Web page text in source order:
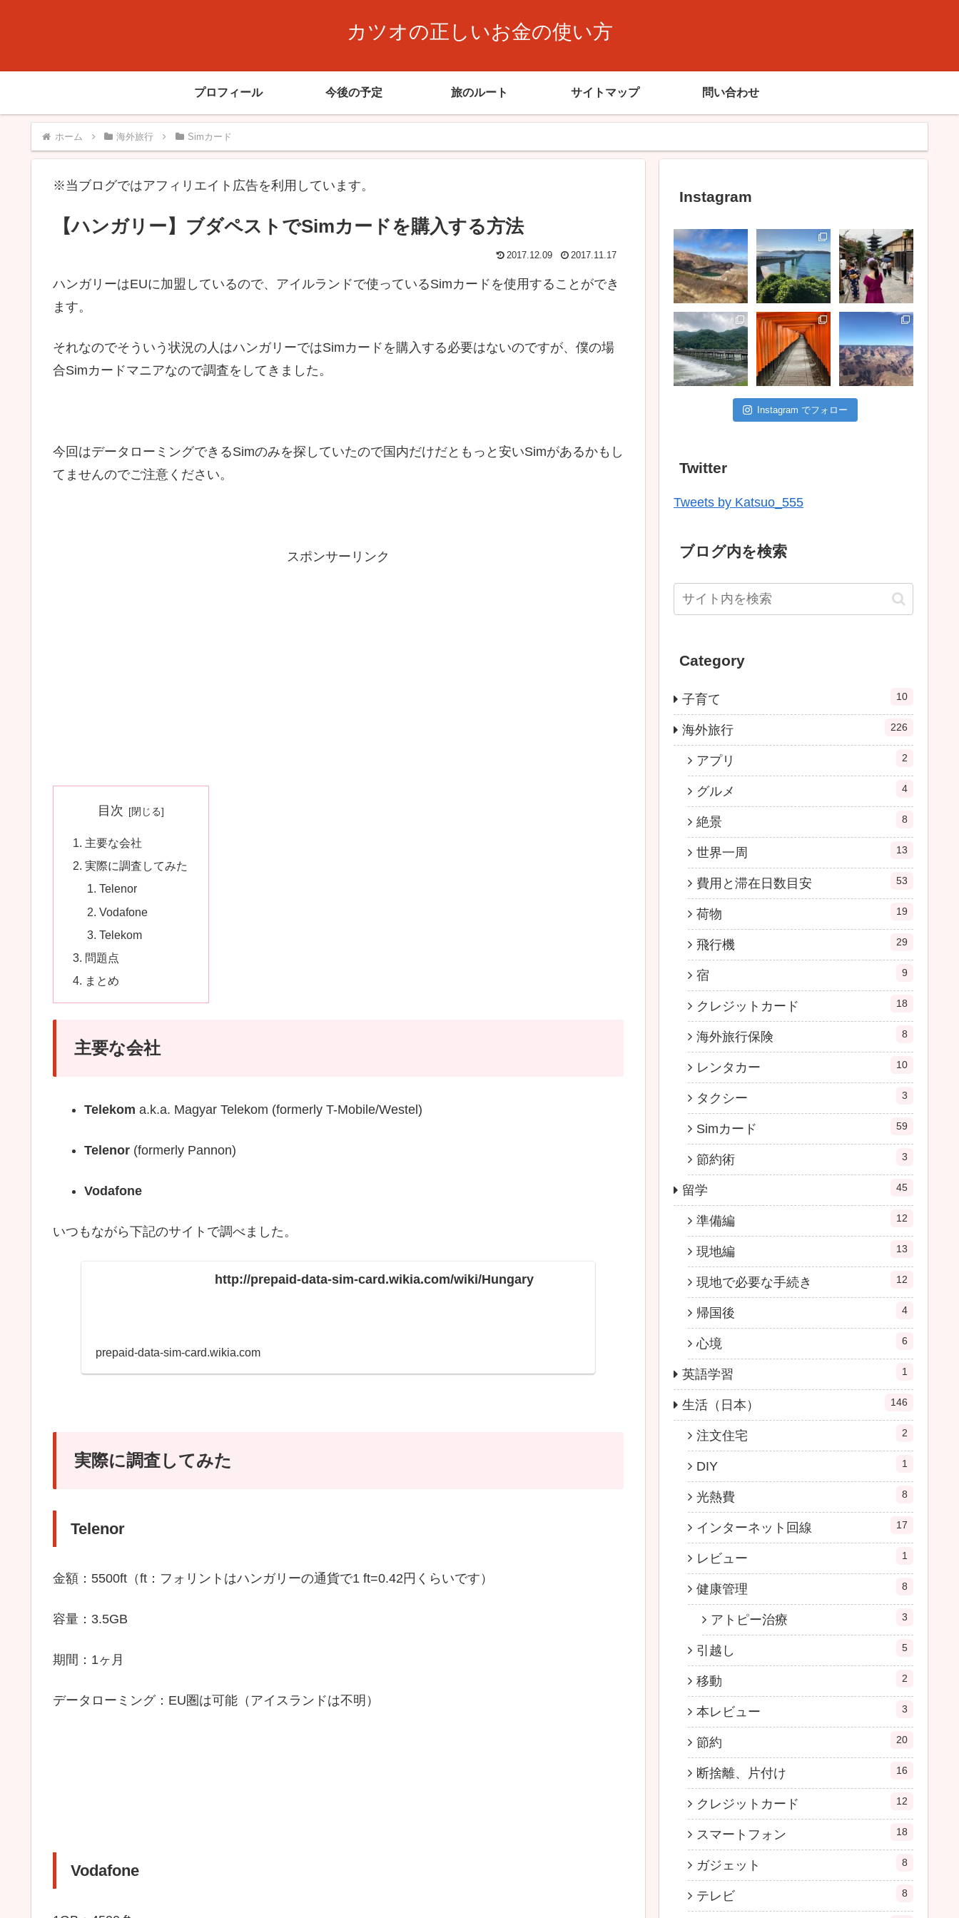
カツオの正しいお金の使い方
プロフィール 今後の予定 旅のルート サイトマップ 問い合わせ
ホーム 海外旅行 Simカード
※当ブログではアフィリエイト広告を利用しています。
【ハンガリー】ブダペストでSimカードを購入する方法
2017.12.09 2017.11.17
ハンガリーはEUに加盟しているので、アイルランドで使っているSimカードを使用することができ
ます。
それなのでそういう状況の人はハンガリーではSimカードを購入する必要はないのですが、僕の場
合Simカードマニアなので調査をしてきました。
今回はデータローミングできるSimのみを探していたので国内だけだともっと安いSimがあるかもし
てませんのでご注意ください。
スポンサーリンク
目次
主要な会社
実際に調査してみた
Telenor
Vodafone
Telekom
問題点
まとめ
主要な会社
Telekom a.k.a. Magyar Telekom (formerly T-Mobile/Westel)
Telenor(formerly Pannon)
Vodafone
いつもながら下記のサイトで調べました。
http://prepaid-data-sim-card.wikia.com/wiki/Hungary
prepaid-data-sim-card.wikia.com
実際に調査してみた
Telenor
金額：5500ft（ft：フォリントはハンガリーの通貨で1 ft=0.42円くらいです）
容量：3.5GB
期間：1ヶ月
データローミング：EU圏は可能（アイスランドは不明）
Vodafone
Instagram
Instagram でフォロー
Twitter
Tweets by Katsuo_555
ブログ内を検索
Category
子育て 10
海外旅行 226
アプリ 2
グルメ 4
絶景 8
世界一周 13
費用と滞在日数目安 53
荷物 19
飛行機 29
宿 9
クレジットカード 18
海外旅行保険 8
レンタカー 10
タクシー 3
Simカード 59
節約術 3
留学 45
準備編 12
現地編 13
現地で必要な手続き 12
帰国後 4
心境 6
英語学習 1
生活（日本） 146
注文住宅 2
DIY 1
光熱費 8
インターネット回線 17
レビュー 1
健康管理 8
アトピー治療 3
引越し 5
移動 2
本レビュー 3
節約 20
断捨離、片付け 16
クレジットカード 12
スマートフォン 18
ガジェット 8
テレビ 8